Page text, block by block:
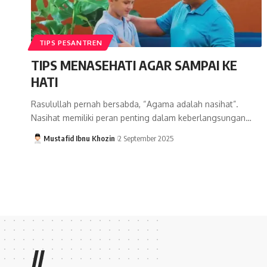
TIPS PESANTREN
TIPS MENASEHATI AGAR SAMPAI KE
HATI
Rasulullah pernah bersabda, “Agama adalah nasihat”.
Nasihat memiliki peran penting dalam keberlangsungan…
Mustafid Ibnu Khozin 2 September 2025
//